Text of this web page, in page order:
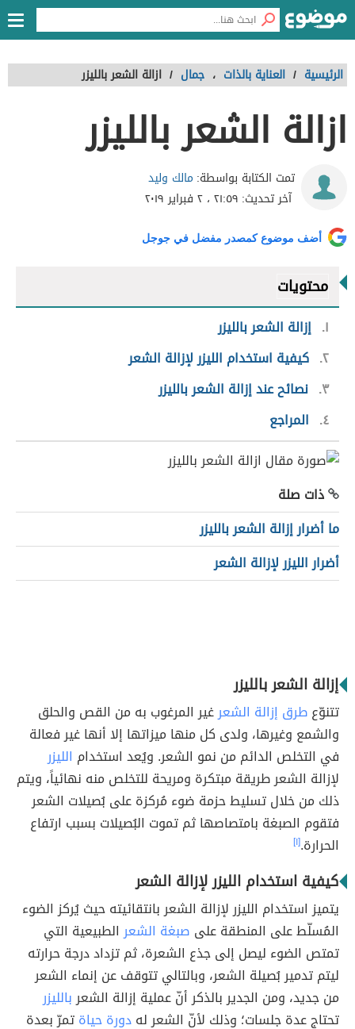
الرئيسية / العناية بالذات ، جمال / ازالة الشعر بالليزر
ازالة الشعر بالليزر
تمت الكتابة بواسطة: مالك وليد
آخر تحديث: ٢١:٥٩ ، ٢ فبراير ٢٠١٩
أضف موضوع كمصدر مفضل في جوجل
محتويات
١ إزالة الشعر بالليزر
٢ كيفية استخدام الليزر لإزالة الشعر
٣ نصائح عند إزالة الشعر بالليزر
٤
المراجع
ذات صلة
ما أضرار إزالة الشعر بالليزر
أضرار الليزر لإزالة الشعر
إزالة الشعر بالليزر
تتنوّعطرق إزالة الشعرغير المرغوب به من القص والحلق
والشمع وغيرها، ولدى كل منها ميزاتها إلا أنها غير فعالة
في التخلص الدائم من نمو الشعر. ويُعد استخدام الليزر
لإزالة الشعر طريقة مبتكرة ومريحة للتخلص منه نهائياً، ويتم
ذلك من خلال تسليط حزمة ضوء مُركزة على بُصيلات الشعر
فتقوم الصبغة بامتصاصها ثم تموت البُصيلات بسبب ارتفاع
الحرارة.[١]
كيفية استخدام الليزر لإزالة الشعر
يتميز استخدام الليزر لإزالة الشعر بانتقائيته حيث يُركز الضوء
المُسلّط على المنطقة على صبغة الشعرالطبيعية التي
تمتص الضوء ليصل إلى جذع الشعرة، ثم تزداد درجة حرارته
ليتم تدمير بُصيلة الشعر، وبالتالي تتوقف عن إنماء الشعر
من جديد، ومن الجدير بالذكر أنّ عملية إزالة الشعربالليزر
تحتاج عدة جلسات؛ وذلك لأنّ الشعر لهدورة حياةتمرّ بعدة